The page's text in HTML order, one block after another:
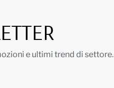
e ultimi trend di settore.